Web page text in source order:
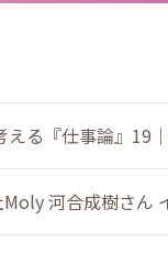
える『仕事論』19
河合成樹さん